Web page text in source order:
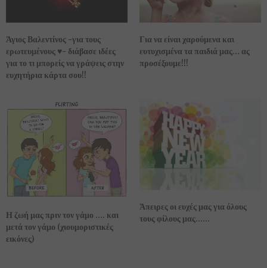
Άγιος Βαλεντίνος -για τους
ερωτευμένους ♥- διάβασε ιδέες
για το τι μπορείς να γράψεις στην
ευχητήρια κάρτα σου!!
Για να είναι χαρούμενα και
ευτυχισμένα τα παιδιά μας… ας
προσέξουμε!!!
Η ζωή μας πριν τον γάμο …. και
μετά τον γάμο (χιουμοριστικές
εικόνες)
Άπειρες οι ευχές μας για όλους
τους φίλους μας……